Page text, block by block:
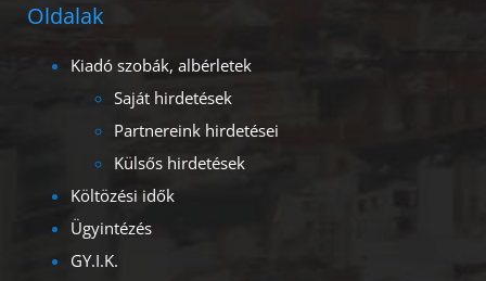
Oldalak
Kiadó szobák, albérletek
Saját hirdetések
Partnereink hirdetései
Külsős hirdetések
Költözési idők
Ügyintézés
GY.I.K.